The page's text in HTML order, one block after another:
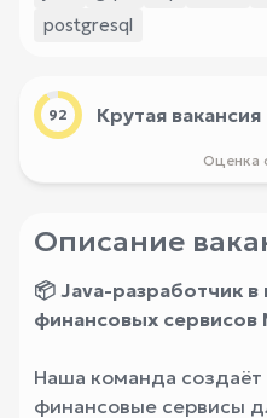
postgresql
92 Крутая вакансия
Оценка
Описание
📦 Java-разработчик
финансовых сервисов
Наша команда создаёт
финансовые сервисы